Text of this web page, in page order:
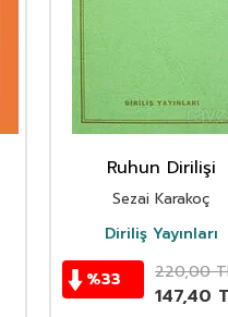
Ruhun Dirilişi
Sezai Karakoç
Diriliş Yayınları
%33 220,00
147,40